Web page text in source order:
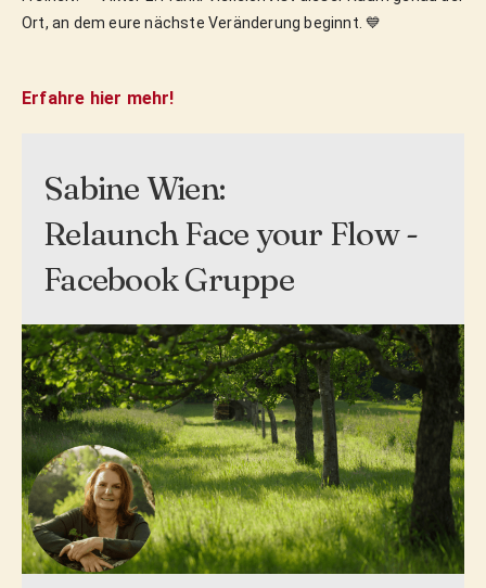
Ort, an dem eure nächste Veränderung beginnt. 💙
Erfahre hier mehr!
Sabine Wien:
Relaunch Face your Flow -
Facebook Gruppe